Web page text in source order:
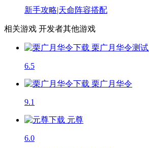
新手攻略|天命阵容搭配
相关游戏 开发者其他游戏
栗广月华令测
6.5
栗广月华令
9.1
元尊
6.0